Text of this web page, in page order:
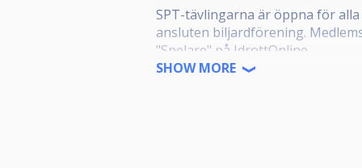
SPT-tävlingarna är öppna för
ansluten biljardförening.
"Spelare" på IdrottOnline.
SHOW MORE